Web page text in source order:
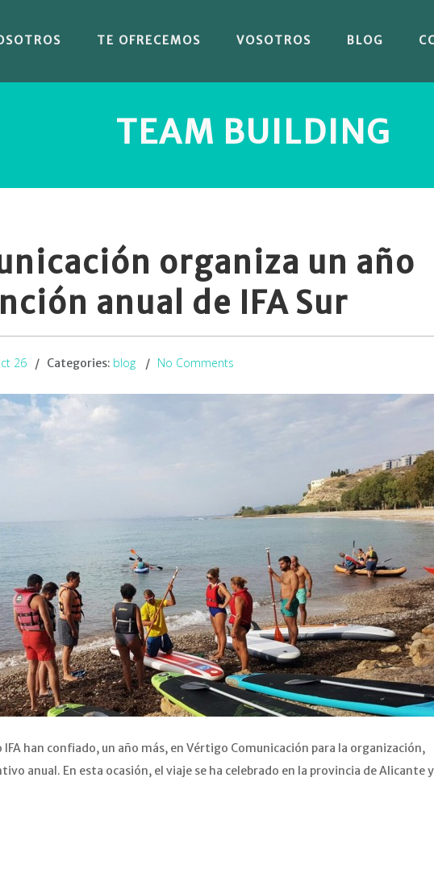
TE OFRECEMOS VOSOTROS BLOG
TEAM BUILDING
organiza un año
anual de IFA Sur
26 Categories: blog No Comments
IFA han confiado, un año más, en Vértigo Comunicación para la organización,
anual. En esta ocasión, el viaje se ha celebrado en la provincia de Alicante